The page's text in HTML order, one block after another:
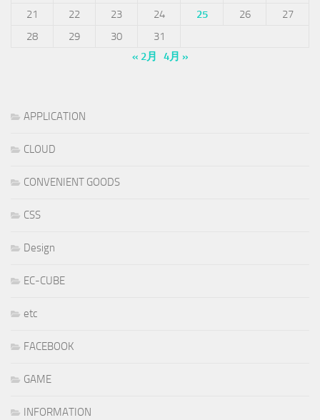
21
22 23 24 25 26
27
28
29 30
31
« 2月
4月 »
APPLICATION
CLOUD
CONVENIENT GOODS
CSS
Design
EC-CUBE
etc
FACEBOOK
GAME
INFORMATION